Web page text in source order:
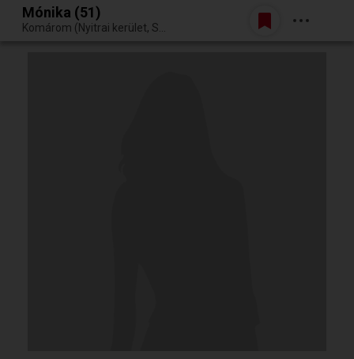
Egy jó randiból bármi lehet.
Belépés
Mónika (51)